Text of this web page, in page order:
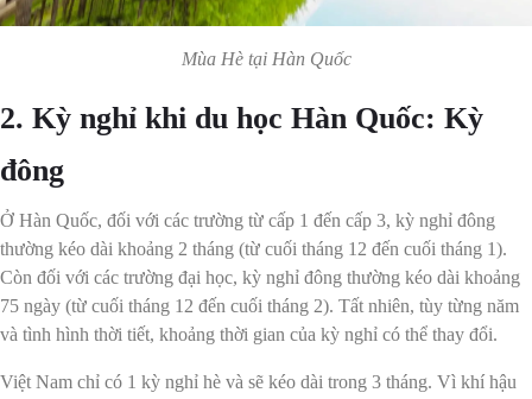
Mùa Hè tại Hàn Quốc
2. Kỳ nghỉ khi du học Hàn Quốc: Kỳ
đông
Ở Hàn Quốc, đối với các trường từ cấp 1 đến cấp 3, kỳ nghỉ đông
thường kéo dài khoảng 2 tháng (từ cuối tháng 12 đến cuối tháng 1).
Còn đối với các trường đại học, kỳ nghỉ đông thường kéo dài khoảng
75 ngày (từ cuối tháng 12 đến cuối tháng 2). Tất nhiên, tùy từng năm
và tình hình thời tiết, khoảng thời gian của kỳ nghỉ có thể thay đổi.
Việt Nam chỉ có 1 kỳ nghỉ hè và sẽ kéo dài trong 3 tháng. Vì khí hậu